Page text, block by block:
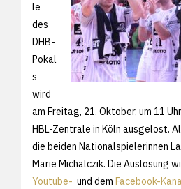
le
des
DHB-
Pokal
s
wird
am Freitag, 21. Oktober, um 11
HBL-Zentrale in Köln ausgelost.
die beiden Nationalspielerinnen
Marie Michalczik. Die Auslosung
Youtube- und dem Facebook-